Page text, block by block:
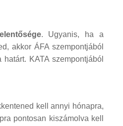
. Ugyanis, ha a
akkor ÁFA szempontjából
KATA szempontjából
kell annyi hónapra,
pontosan kiszámolva kell